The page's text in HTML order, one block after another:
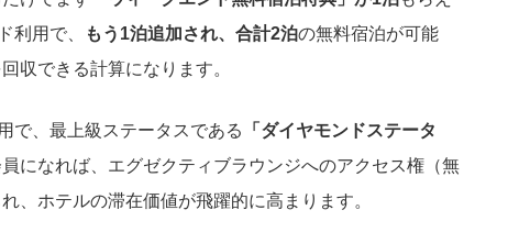
利用で、
もう1泊追加され、合計2泊の無料宿泊が可能
収できる計算になります。
で、最上級ステータスである
「ダイヤモンドステータ
になれば、エグゼクティブラウンジへのアクセス権（無
、ホテルの滞在価値が飛躍的に高まります。